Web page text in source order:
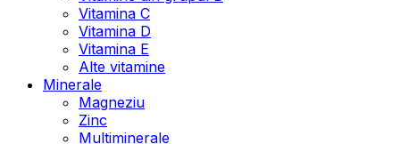
Vitamina C
Vitamina D
Vitamina E
Alte vitamine
Minerale
Magneziu
Zinc
Multiminerale